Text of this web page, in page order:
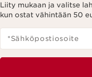
Liity mukaan ja valitse
kun ostat vähintään 50
*Sähköpostiosoite